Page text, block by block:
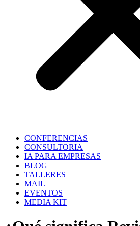
CONFERENCIAS
CONSULTORIA
IA PARA EMPRESAS
BLOG
TALLERES
MAIL
EVENTOS
MEDIA KIT